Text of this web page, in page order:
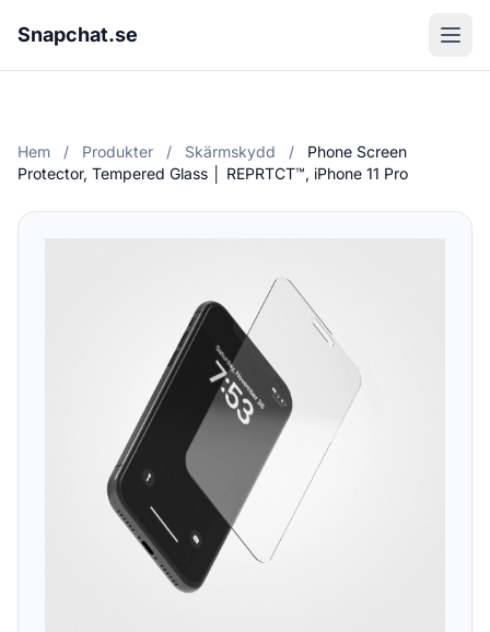
Snapchat.se
Hem / Produkter / Skärmskydd /
Phone Screen
Protector, Tempered Glass │ REPRTCT™, iPhone 11 Pro